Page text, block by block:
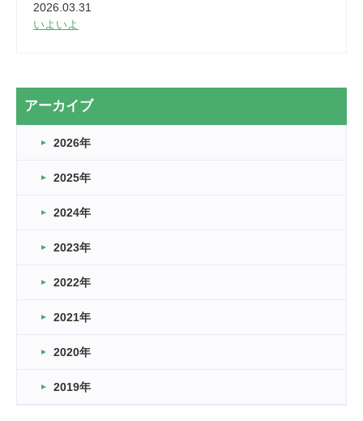
2026.03.31
いよいよ
2026.03.20
なぎなた
2026.03.16
車いすバスケとRくんのお話
卒業・卒園の季節★
2026.03.11
緑ケ丘体育館
2022.11.03
緑ケ丘体育館
アーカイブ
2026年
2025年
2024年
2023年
2022年
2021年
2020年
2019年